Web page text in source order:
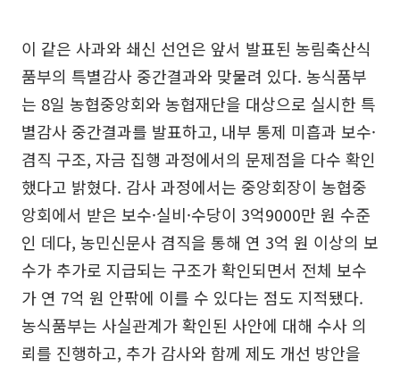
이 같은 사과와 쇄신 선언은 앞서 발표된 농림축산식
품부의 특별감사 중간결과와 맞물려 있다. 농식품부
는 8일 농협중앙회와 농협재단을 대상으로 실시한 특
별감사 중간결과를 발표하고, 내부 통제 미흡과 보수·
겸직 구조, 자금 집행 과정에서의 문제점을 다수 확인
했다고 밝혔다. 감사 과정에서는 중앙회장이 농협중
앙회에서 받은 보수·실비·수당이 3억9000만 원 수준
인 데다, 농민신문사 겸직을 통해 연 3억 원 이상의 보
수가 추가로 지급되는 구조가 확인되면서 전체 보수
가 연 7억 원 안팎에 이를 수 있다는 점도 지적됐다.
농식품부는 사실관계가 확인된 사안에 대해 수사 의
뢰를 진행하고, 추가 감사와 함께 제도 개선 방안을